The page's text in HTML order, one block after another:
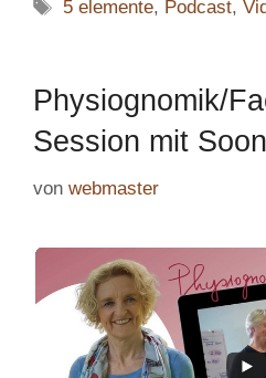
Schlagwörter
5 elemente, Podcast,
Physiognomik/
Session mit
von webmaster